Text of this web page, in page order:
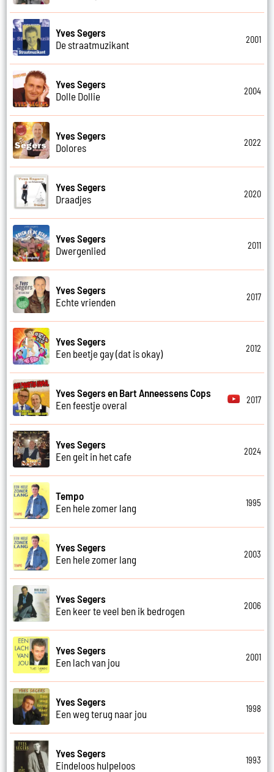
Yves Segers
De straatmuzikant
2001
Yves Segers
Dolle Dollie
2004
Yves Segers
Dolores
2022
Yves Segers
Draadjes
2020
Yves Segers
Dwergenlied
2011
Yves Segers
Echte vrienden
2017
Yves Segers
Een beetje gay (dat is okay)
2012
Yves Segers en Bart Anneessens Cops
Een feestje overal
2017
Yves Segers
Een geit in het cafe
2024
Tempo
Een hele zomer lang
1995
Yves Segers
Een hele zomer lang
2003
Yves Segers
Een keer te veel ben ik bedrogen
2006
Yves Segers
Een lach van jou
2001
Yves Segers
Een weg terug naar jou
1998
Yves Segers
Eindeloos hulpeloos
1993